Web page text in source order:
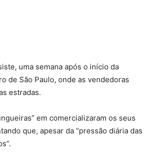
uma semana após o início da
de São Paulo, onde as vendedoras
estradas.
em comercializaram os seus
que, apesar da “pressão diária das